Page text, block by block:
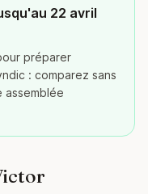
22 avril
préparer
: comparez sans
assemblée